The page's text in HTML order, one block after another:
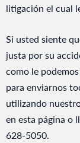
litigación el cual
Si usted siente
justa por su
como le
para enviarnos
utilizando
en esta página o
628-5050.